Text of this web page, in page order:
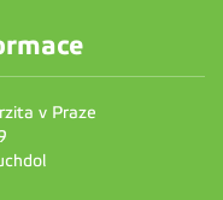
v Praze